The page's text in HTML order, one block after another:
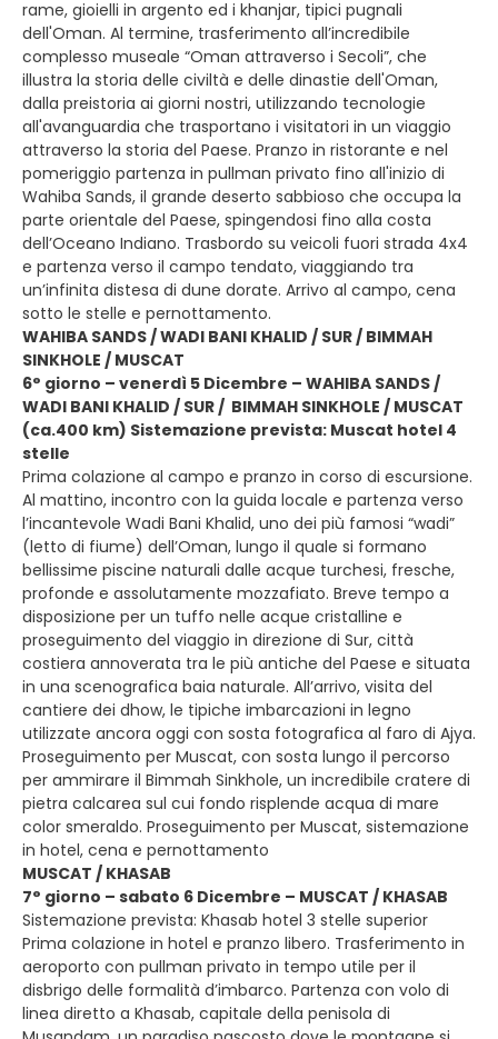
rame, gioielli in argento ed i khanjar, tipici pugnali
dell'Oman. Al termine, trasferimento all’incredibile
complesso museale “Oman attraverso i Secoli”, che
illustra la storia delle civiltà e delle dinastie dell'Oman,
dalla preistoria ai giorni nostri, utilizzando tecnologie
all'avanguardia che trasportano i visitatori in un viaggio
attraverso la storia del Paese. Pranzo in ristorante e nel
pomeriggio partenza in pullman privato fino all'inizio di
Wahiba Sands, il grande deserto sabbioso che occupa la
parte orientale del Paese, spingendosi fino alla costa
dell’Oceano Indiano. Trasbordo su veicoli fuori strada 4x4
e partenza verso il campo tendato, viaggiando tra
un’infinita distesa di dune dorate. Arrivo al campo, cena
sotto le stelle e pernottamento.
WAHIBA SANDS / WADI BANI KHALID / SUR / BIMMAH
SINKHOLE / MUSCAT
6° giorno – venerdì 5 Dicembre – WAHIBA SANDS /
WADI BANI KHALID / SUR / BIMMAH SINKHOLE / MUSCAT
(ca.400 km) Sistemazione prevista: Muscat hotel 4
stelle
Prima colazione al campo e pranzo in corso di escursione.
Al mattino, incontro con la guida locale e partenza verso
l’incantevole Wadi Bani Khalid, uno dei più famosi “wadi”
(letto di fiume) dell’Oman, lungo il quale si formano
bellissime piscine naturali dalle acque turchesi, fresche,
profonde e assolutamente mozzafiato. Breve tempo a
disposizione per un tuffo nelle acque cristalline e
proseguimento del viaggio in direzione di Sur, città
costiera annoverata tra le più antiche del Paese e situata
in una scenografica baia naturale. All’arrivo, visita del
cantiere dei dhow, le tipiche imbarcazioni in legno
utilizzate ancora oggi con sosta fotografica al faro di Ajya.
Proseguimento per Muscat, con sosta lungo il percorso
per ammirare il Bimmah Sinkhole, un incredibile cratere di
pietra calcarea sul cui fondo risplende acqua di mare
color smeraldo. Proseguimento per Muscat, sistemazione
in hotel, cena e pernottamento
MUSCAT / KHASAB
7° giorno – sabato 6 Dicembre – MUSCAT / KHASAB
Sistemazione prevista: Khasab hotel 3 stelle superior
Prima colazione in hotel e pranzo libero. Trasferimento in
aeroporto con pullman privato in tempo utile per il
disbrigo delle formalità d’imbarco. Partenza con volo di
linea diretto a Khasab, capitale della penisola di